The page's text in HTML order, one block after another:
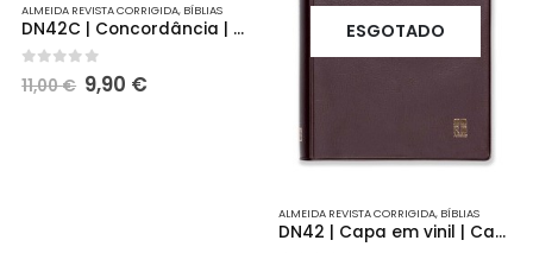
ALMEIDA REVISTA CORRIGIDA, BÍBLIAS
DN42C | Concordância | Castanho
out of 5
11,00€ O
preço
9,90 €
ESGOTADO
ALMEIDA REVISTA CORRIGIDA, BÍBLIAS
DN42 | Capa em vinil | Castanho